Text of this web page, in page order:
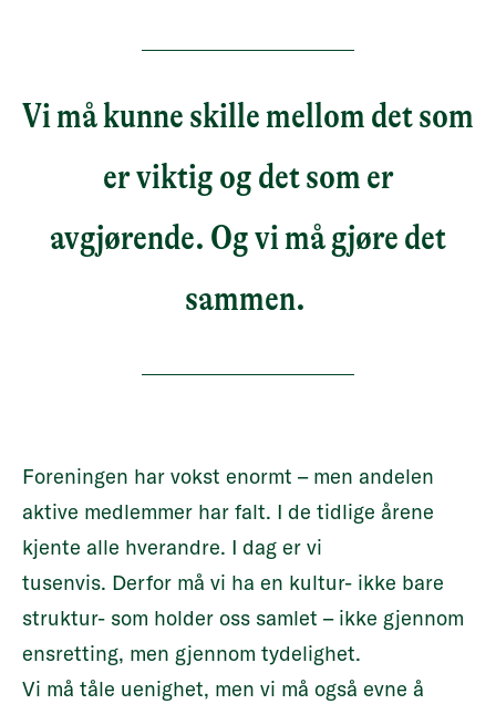
Vi må kunne skille mellom det som
er viktig og det som er
avgjørende. Og vi må gjøre det
sammen.
Foreningen har vokst enormt – men andelen
aktive medlemmer har falt. I de tidlige årene
kjente alle hverandre. I dag er vi
tusenvis. Derfor må vi ha en kultur- ikke bare
struktur- som holder oss samlet – ikke gjennom
ensretting, men gjennom tydelighet.
Vi må tåle uenighet, men vi må også evne å